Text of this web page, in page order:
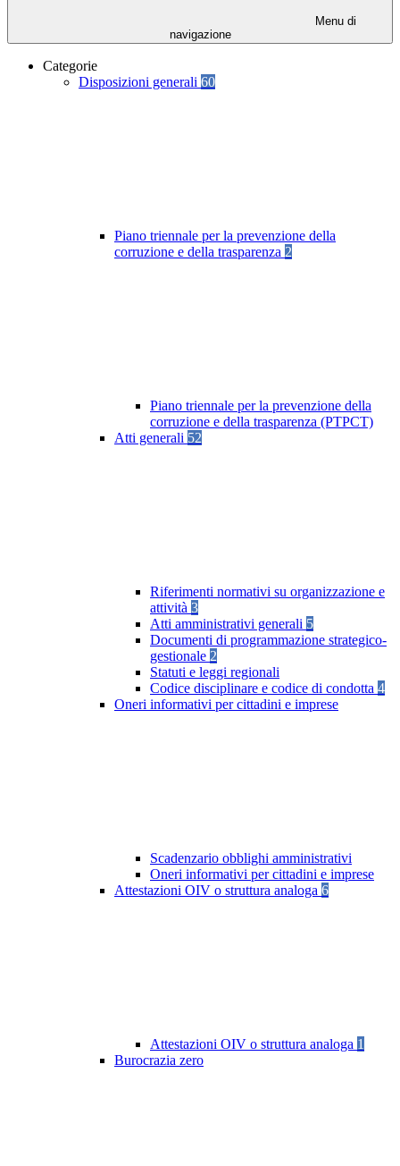
Menu di
navigazione
Categorie
Disposizioni generali 60
Piano triennale per la prevenzione della
corruzione e della trasparenza 2
Piano triennale per la prevenzione della
corruzione e della trasparenza (PTPCT)
Atti generali 52
Riferimenti normativi su organizzazione e
attività 3
Atti amministrativi generali 5
Documenti di programmazione strategico-
gestionale 2
Statuti e leggi regionali
Codice disciplinare e codice di condotta 4
Oneri informativi per cittadini e imprese
Scadenzario obblighi amministrativi
Oneri informativi per cittadini e imprese
Attestazioni OIV o struttura analoga 6
Attestazioni OIV o struttura analoga 1
Burocrazia zero